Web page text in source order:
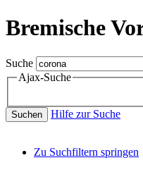
Bremische
Suche
Ajax-Suche
Suchen Hilfe zur Suche
Zu Suchfiltern springen